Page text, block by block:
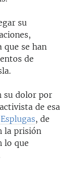
su
que se han
de
su dolor por
de esa
, de
la prisión
lo que